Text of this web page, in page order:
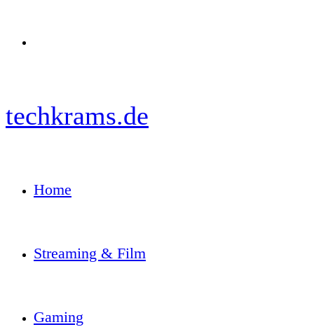
techkrams.de
Home
Streaming & Film
Gaming